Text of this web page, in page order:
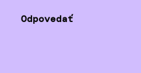
Odpovedať